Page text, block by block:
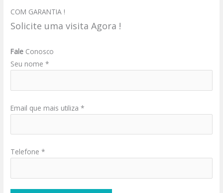
COM GARANTIA !
Solicite uma visita Agora !
Fale Conosco
Seu nome *
Email que mais utiliza *
Telefone *